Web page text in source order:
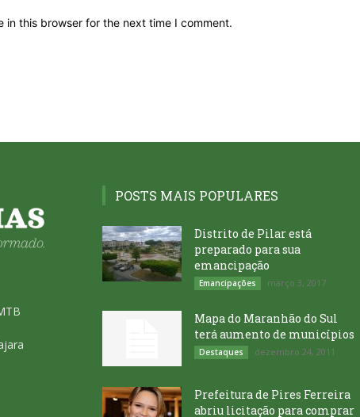
in this browser for the next time I comment.
POSTS MAIS POPULARES
Distrito de Pilar está
preparado para sua
emancipação
Emancipações março 3, 2017
Mapa do Maranhão do Sul
terá aumento de municípios
Destaques dezembro 24, 2011
Prefeitura de Pires Ferreira
abriu licitação para comprar